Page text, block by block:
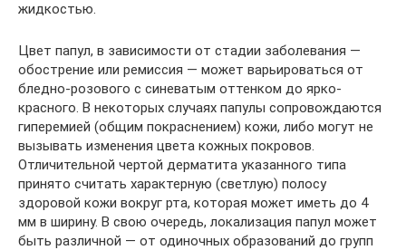
жидкостью.
Цвет папул, в зависимости от стадии заболевания —
обострение или ремиссия — может варьироваться от
бледно-розового с синеватым оттенком до ярко-
красного. В некоторых случаях папулы сопровождаются
гиперемией (общим покраснением) кожи, либо могут не
вызывать изменения цвета кожных покровов.
Отличительной чертой дерматита указанного типа
принято считать характерную (светлую) полосу
здоровой кожи вокруг рта, которая может иметь до 4
мм в ширину. В свою очередь, локализация папул может
быть различной — от одиночных образований до групп